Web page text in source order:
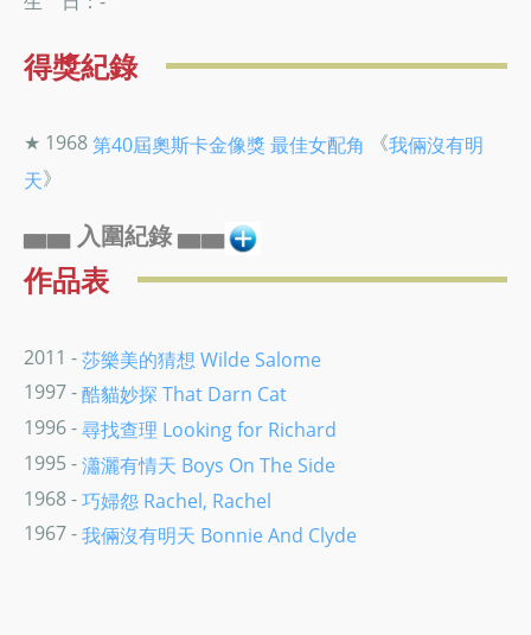
得獎紀錄
★ 1968第40屆奧斯卡金像獎最佳女配角 《我倆沒有明
天》
▅▅ 入圍紀錄 ▅▅
作品表
2011 -莎樂美的猜想 Wilde Salome
1997 -酷貓妙探 That Darn Cat
1996 -尋找查理 Looking for Richard
1995 -瀟灑有情天 Boys On The Side
1968 -巧婦怨 Rachel, Rachel
1967 -我倆沒有明天 Bonnie And Clyde